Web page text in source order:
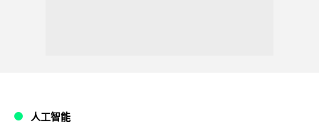
人工智能